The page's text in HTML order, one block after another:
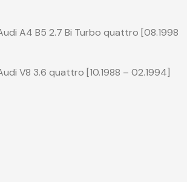
A4 B5 2.7 Bi Turbo quattro [08.1998
V8 3.6 quattro [10.1988 – 02.1994]